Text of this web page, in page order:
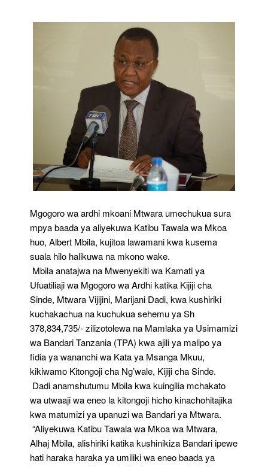
Mgogoro wa ardhi mkoani Mtwara umechukua sura
mpya baada ya aliyekuwa Katibu Tawala wa Mkoa
huo, Albert Mbila, kujitoa lawamani kwa kusema
suala hilo halikuwa na mkono wake.
Mbila anatajwa na Mwenyekiti wa Kamati ya
Ufuatiliaji wa Mgogoro wa Ardhi katika Kijiji cha
Sinde, Mtwara Vijijini, Marijani Dadi, kwa kushiriki
kuchakachua na kuchukua sehemu ya Sh
378,834,735/- zilizotolewa na Mamlaka ya Usimamizi
wa Bandari Tanzania (TPA) kwa ajili ya malipo ya
fidia ya wananchi wa Kata ya Msanga Mkuu,
kikiwamo Kitongoji cha Ng’wale, Kijiji cha Sinde.
Dadi anamshutumu Mbila kwa kuingilia mchakato
wa utwaaji wa eneo la kitongoji hicho kinachohitajika
kwa matumizi ya upanuzi wa Bandari ya Mtwara.
“Aliyekuwa Katibu Tawala wa Mkoa wa Mtwara,
Alhaj Mbila, alishiriki katika kushinikiza Bandari ipewe
hati haraka haraka ya umiliki wa eneo baada ya